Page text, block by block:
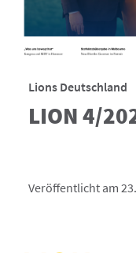
Lions Deutschland
LION 4/
Veröffentlicht am